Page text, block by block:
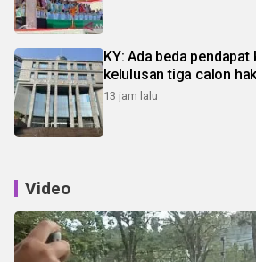
KY: Ada beda
kelulusan tiga calon
13 jam lalu
Video